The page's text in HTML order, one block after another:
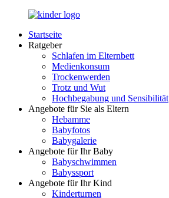
Zurück
Inhalt
LuckyKids.de
Das
Nachwuchs
Startseite
Ratgeber
Schlafen im Elternbett
Medienkonsum
Trockenwerden
Trotz und Wut
Hochbegabung und Sensibilität
Angebote für Sie als Eltern
Hebamme
Babyfotos
Babygalerie
Angebote für Ihr Baby
Babyschwimmen
Babyssport
Angebote für Ihr Kind
Kinderturnen